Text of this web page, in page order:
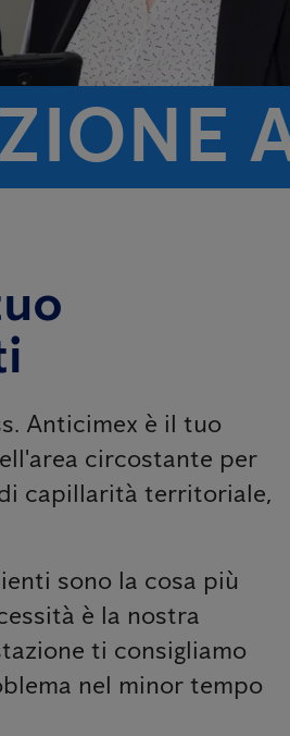
Anticimex è il tuo
circostante per
capillarità territoriale,
sono la cosa più
è la nostra
ti consigliamo
nel minor tempo